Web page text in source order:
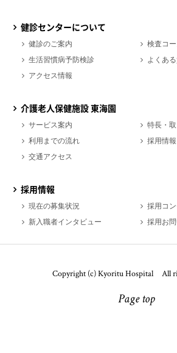
健診センターについて
健診のご案内
検査コ
生活習慣病予防検診
よくあ
アクセス情報
介護老人保健施設 東海園
サービス案内
特長・
利用までの流れ
採用情報
交通アクセス
採用情報
現在の募集状況
採用コン
新入職者インタビュー
採用お
Copyright (c) Kyoritu Hospital All
Page top